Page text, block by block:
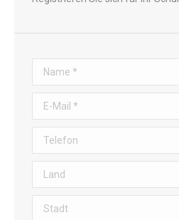
Name *
E-Mail *
Telefon
Land
Stadt